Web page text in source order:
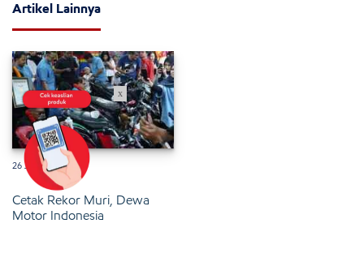
Artikel Lainnya
26 Januari 2025
Cetak Rekor Muri, Dewa
Motor Indonesia
x